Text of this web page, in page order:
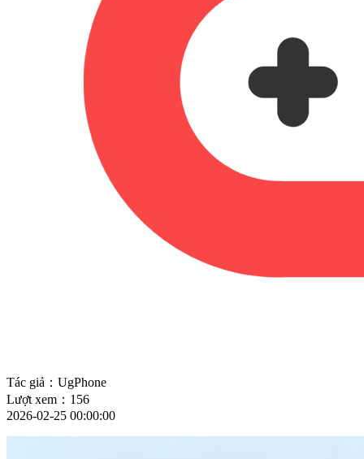
Tác giả：UgPhone
Lượt xem：156
2026-02-25 00:00:00